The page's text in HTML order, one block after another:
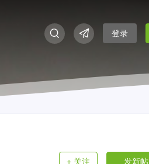
登录
+ 关注 发新帖